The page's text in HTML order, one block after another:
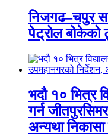
निजगढ–चपुर
पेट्रोल बोकेको
भदौ १० भित्र
गर्न
अन्यथा निकासा